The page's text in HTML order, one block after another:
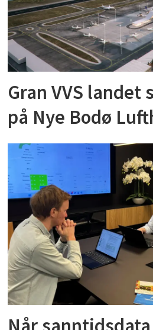
Gran VVS
på Nye Bodø